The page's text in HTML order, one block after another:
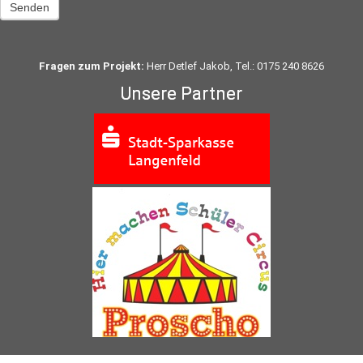
Senden
Fragen zum Projekt: Herr Detlef Jakob, Tel.: 0175 240 8626
Unsere Partner